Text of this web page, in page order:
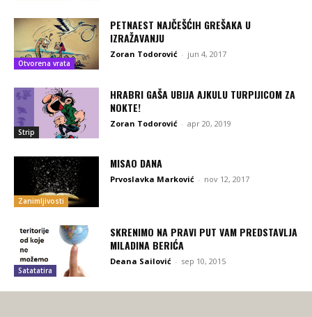
Otvorena vrata
PETNAEST NAJČEŠĆIH GREŠAKA U
IZRAŽAVANJU
Zoran Todorović - jun 4, 2017
Strip
HRABRI GAŠA UBIJA AJKULU TURPIJICOM ZA
NOKTE!
Zoran Todorović - apr 20, 2019
Zanimljivosti
MISAO DANA
Prvoslavka Marković - nov 12, 2017
Satatatira
SKRENIMO NA PRAVI PUT VAM PREDSTAVLJA
MILADINA BERIĆA
Deana Sailović - sep 10, 2015